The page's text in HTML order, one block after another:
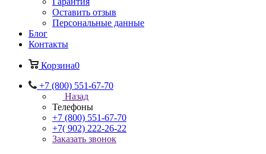
Оставить отзыв
Персональные данные
Блог
Контакты
Корзина0
+7 (800) 551-67-70
Назад
Телефоны
+7 (800) 551-67-70
+7( 902) 222-26-22
Заказать звонок